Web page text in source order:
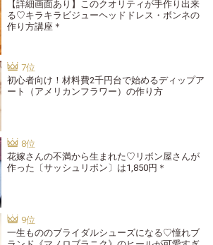
【詳細画面あり】このクオリティが手作り出来
る♡キラキラビジューヘッドドレス・ボンネの
作り方講座＊
初心者向け！材料費2千円台で始めるディップア
ート（アメリカンフラワー）の作り方
花嫁さんの不満から生まれた♡リボン屋さんが
作った〔サッシュリボン〕は1,850円＊
一生もののブライダルシューズになる♡憧れブ